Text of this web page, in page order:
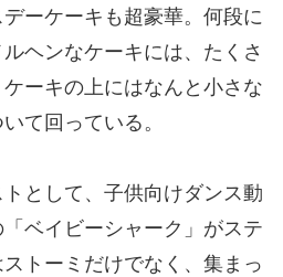
ーケーキも超豪華。何段に
ヘンなケーキには、たくさ
ーキの上にはなんと小さな
て回っている。
として、子供向けダンス動
ベイビーシャーク」がステ
トーミだけでなく、集まっ